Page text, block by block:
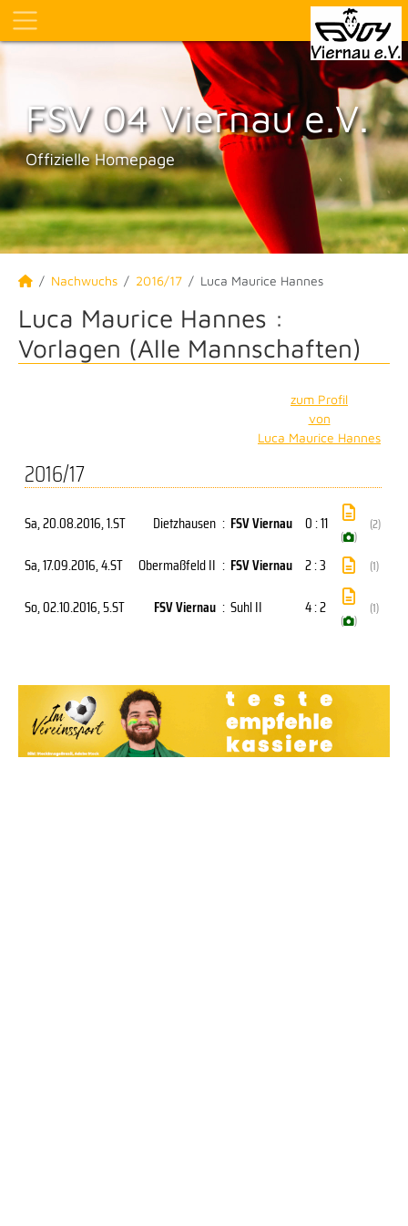
FSV 04 Viernau e.V.
Offizielle Homepage
Nachwuchs 2016/17 Luca Maurice Hannes
Luca Maurice Hannes :
Vorlagen (Alle Mannschaften)
zum Profil
von
Luca Maurice Hannes
2016/17
Sa, 20.08.2016, 1.ST Dietzhausen : FSV Viernau 0 : 11
( )
(2)
Sa, 17.09.2016, 4.ST Obermaßfeld II : FSV Viernau 2 : 3 (1)
So, 02.10.2016, 5.ST FSV Viernau : Suhl II 4 : 2
( )
(1)